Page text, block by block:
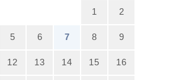
1 2
5 6 7 8 9
12 13 14 15 16